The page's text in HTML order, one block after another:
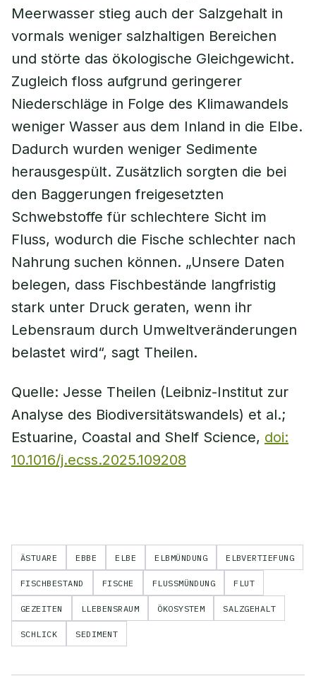
Meerwasser stieg auch der Salzgehalt in
vormals weniger salzhaltigen Bereichen
und störte das ökologische Gleichgewicht.
Zugleich floss aufgrund geringerer
Niederschläge in Folge des Klimawandels
weniger Wasser aus dem Inland in die Elbe.
Dadurch wurden weniger Sedimente
herausgespült. Zusätzlich sorgten die bei
den Baggerungen freigesetzten
Schwebstoffe für schlechtere Sicht im
Fluss, wodurch die Fische schlechter nach
Nahrung suchen können. „Unsere Daten
belegen, dass Fischbestände langfristig
stark unter Druck geraten, wenn ihr
Lebensraum durch Umweltveränderungen
belastet wird“, sagt Theilen.
Quelle: Jesse Theilen (Leibniz-Institut zur
Analyse des Biodiversitätswandels) et al.;
Estuarine, Coastal and Shelf Science, doi:
10.1016/j.ecss.2025.109208
ÄSTUARE EBBE ELBE ELBMÜNDUNG ELBVERTIEFUNG
FISCHBESTAND FISCHE FLUSSMÜNDUNG FLUT
GEZEITEN LLEBENSRAUM ÖKOSYSTEM SALZGEHALT
SCHLICK SEDIMENT